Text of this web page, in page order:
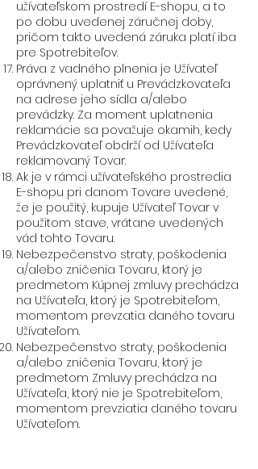
užívateľskom prostredí E-shopu, a to
po dobu uvedenej záručnej doby,
pričom takto uvedená záruka platí iba
pre Spotrebiteľov.
Práva z vadného plnenia je Užívateľ
oprávnený uplatniť u Prevádzkovateľa
na adrese jeho sídla a/alebo
prevádzky. Za moment uplatnenia
reklamácie sa považuje okamih, kedy
Prevádzkovateľ obdrží od Užívateľa
reklamovaný Tovar.
Ak je v rámci užívateľského prostredia
E-shopu pri danom Tovare uvedené,
že je použitý, kupuje Užívateľ Tovar v
použitom stave, vrátane uvedených
vád tohto Tovaru.
Nebezpečenstvo straty, poškodenia
a/alebo zničenia Tovaru, ktorý je
predmetom Kúpnej zmluvy prechádza
na Užívateľa, ktorý je Spotrebiteľom,
momentom prevzatia daného tovaru
Užívateľom.
Nebezpečenstvo straty, poškodenia
a/alebo zničenia Tovaru, ktorý je
predmetom Zmluvy prechádza na
Užívateľa, ktorý nie je Spotrebiteľom,
momentom prevziatia daného tovaru
Užívateľom.